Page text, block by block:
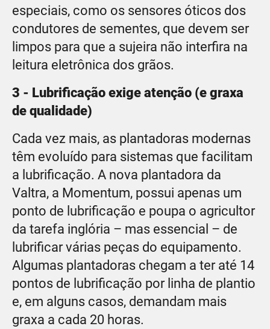
especiais, como os sensores óticos dos
condutores de sementes, que devem ser
limpos para que a sujeira não interfira na
leitura eletrônica dos grãos.
3 - Lubrificação exige atenção (e graxa
de qualidade)
Cada vez mais, as plantadoras modernas
têm evoluído para sistemas que facilitam
a lubrificação. A nova plantadora da
Valtra, a Momentum, possui apenas um
ponto de lubrificação e poupa o agricultor
da tarefa inglória – mas essencial – de
lubrificar várias peças do equipamento.
Algumas plantadoras chegam a ter até 14
pontos de lubrificação por linha de plantio
e, em alguns casos, demandam mais
graxa a cada 20 horas.